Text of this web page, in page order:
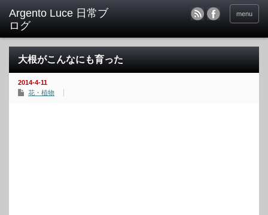
menu
大根がこんなにも育った
2014-4-11
花・植物